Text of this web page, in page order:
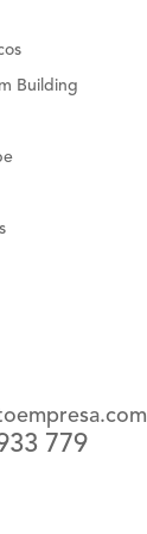
Building
779